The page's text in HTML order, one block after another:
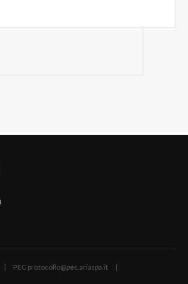
| PEC protocollo@pec.ariaspa.it |